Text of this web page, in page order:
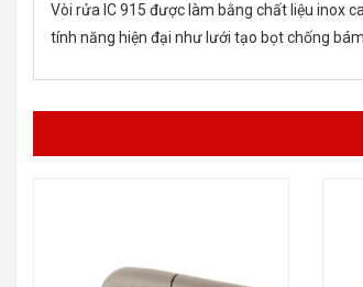
Vòi rửa IC 915 được làm bằng chất liệu inox
tính năng hiện đại như lưới tạo bọt chống